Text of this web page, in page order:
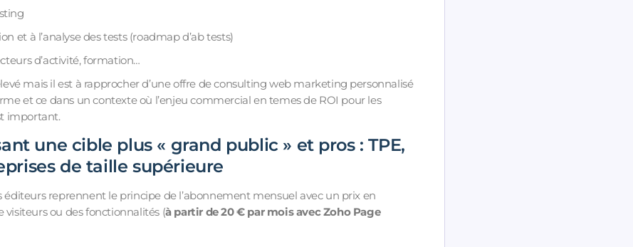
et à l’analyse des tests (roadmap d’ab tests)
d’activité, formation…
mais il est à rapprocher d’une offre de consulting web marketing personnalisé
et ce dans un contexte où l’enjeu commercial en temes de ROI pour les
important.
une cible plus « grand public » et pros : TPE,
de taille supérieure
éditeurs reprennent le principe de l’abonnement mensuel avec un prix en
ou des fonctionnalités (à partir de 20 € par mois avec Zoho Page